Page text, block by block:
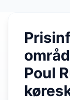
Poul